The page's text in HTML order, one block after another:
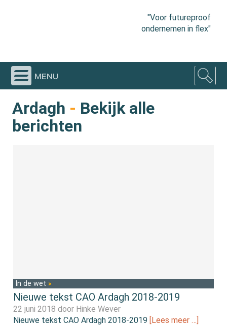
"Voor futureproof
ondernemen in flex"
menu
Ardagh - Bekijk alle
berichten
In de wet
Nieuwe tekst CAO Ardagh 2018-2019
22 juni 2018 door Hinke Wever
Nieuwe tekst CAO Ardagh 2018-2019
[Lees meer …]